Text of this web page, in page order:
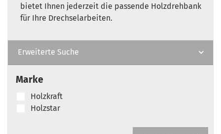
bietet Ihnen jederzeit die passende Holzdrehbank
für Ihre Drechselarbeiten.
Erweiterte Suche
Marke
Holzkraft
Holzstar